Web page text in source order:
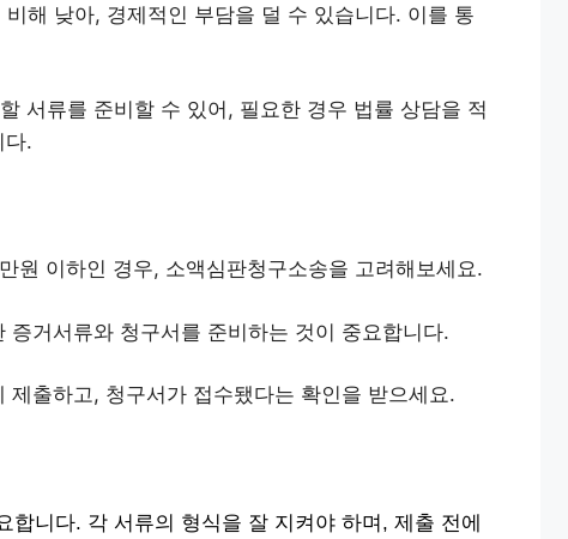
해 낮아, 경제적인 부담을 덜 수 있습니다. 이를 통
서류를 준비할 수 있어, 필요한 경우 법률 상담을 적
다.
원 이하인 경우, 소액심판청구소송을 고려해보세요.
거서류와 청구서를 준비하는 것이 중요합니다.
출하고, 청구서가 접수됐다는 확인을 받으세요.
합니다. 각 서류의 형식을 잘 지켜야 하며, 제출 전에